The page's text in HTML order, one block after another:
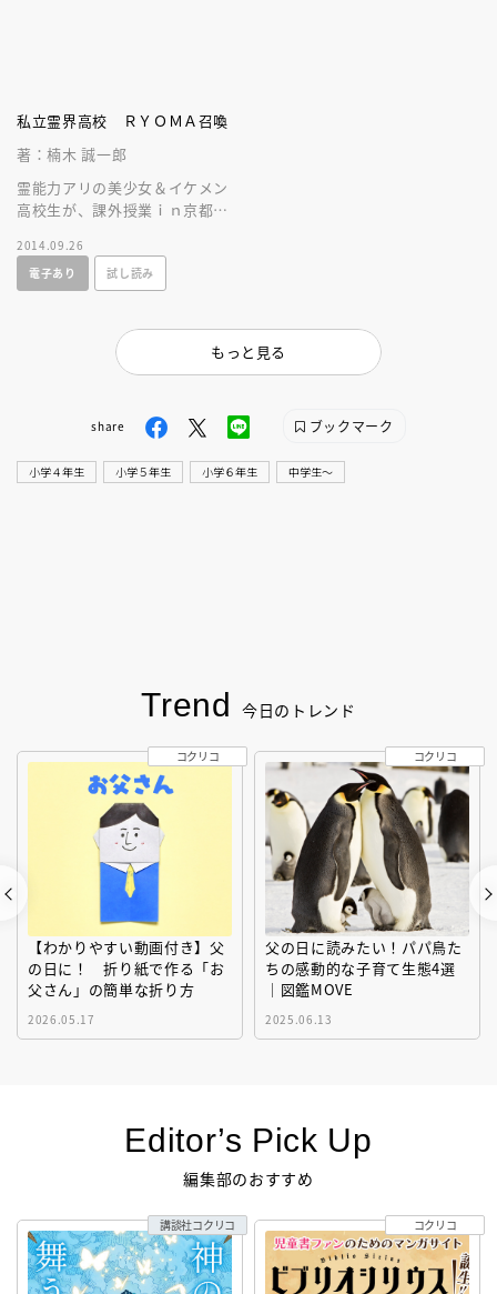
私立霊界高校 ＲＹＯＭＡ召喚
著：楠木 誠一郎
霊能力アリの美少女＆イケメン
高校生が、課外授業ｉｎ京都で
な美少女ＪＫが龍馬の前ではヤ
ンデレに！？
2014.09.26
電子あり
試し読み
もっと見る
share ブックマーク
小学４年生 小学５年生 小学６年生 中学生〜
Trend 今日のトレンド
【わかりやすい動画付き】父
の日に！ 折り紙で作る「お
父さん」の簡単な折り方
2026.05.17
コクリコ
父の日に読みたい！パパ鳥た
ちの感動的な子育て生態4選
｜図鑑MOVE
2025.06.13
コクリコ
Editor’s Pick Up
編集部のおすすめ
講談社コクリコ コクリコ